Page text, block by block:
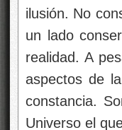
ilusión. No
un lado
realidad. A
aspectos de
constancia.
Universo el